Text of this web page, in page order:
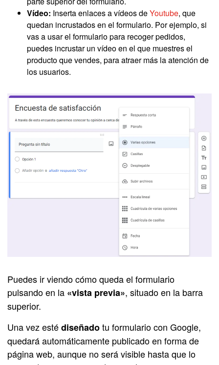
Vídeo: Inserta enlaces a vídeos deYoutube, que
quedan incrustados en el formulario. Por ejemplo, si
vas a usar el formulario para recoger pedidos,
puedes incrustar un vídeo en el que muestres el
producto que vendes, para atraer más la atención de
los usuarios.
Puedes ir viendo cómo queda el formulario
pulsando en la «vista previa», situado en la barra
superior.
Una vez estédiseñadotu formulario con Google,
quedará automáticamente publicado en forma de
página web, aunque no será visible hasta que lo